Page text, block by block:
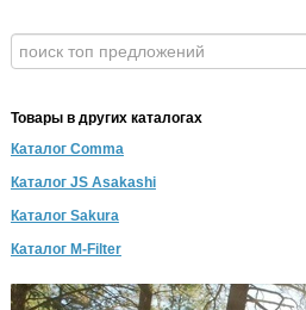
Товары в других каталогах
Каталог Comma
Каталог JS Asakashi
Каталог Sakura
Каталог M-Filter